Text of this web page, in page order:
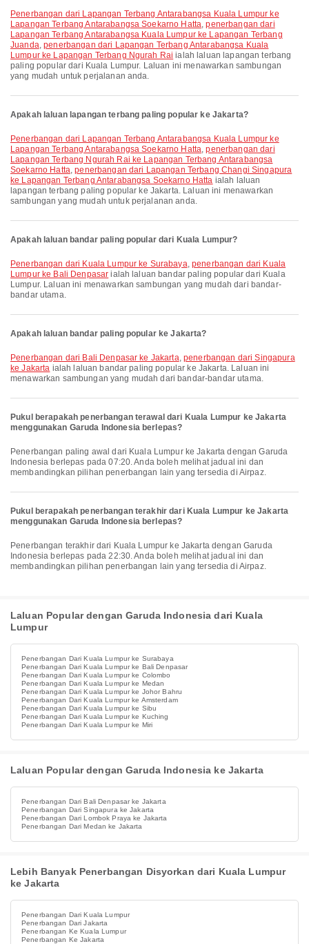
penerbangan dari Lapangan Terbang Antarabangsa Kuala Lumpur ke
Lapangan Terbang Antarabangsa Soekarno Hatta,penerbangan dari
Lapangan Terbang Antarabangsa Kuala Lumpur ke Lapangan Terbang
Juanda,penerbangan dari Lapangan Terbang Antarabangsa Kuala
Lumpur ke Lapangan Terbang Ngurah Rai ialah laluan lapangan terbang
paling popular dari Kuala Lumpur. Laluan ini menawarkan sambungan
yang mudah untuk perjalanan anda.
Apakah laluan lapangan terbang paling popular ke Jakarta?
penerbangan dari Lapangan Terbang Antarabangsa Kuala Lumpur ke
Lapangan Terbang Antarabangsa Soekarno Hatta,penerbangan dari
Lapangan Terbang Ngurah Rai ke Lapangan Terbang Antarabangsa
Soekarno Hatta,penerbangan dari Lapangan Terbang Changi Singapura
ke Lapangan Terbang Antarabangsa Soekarno Hatta ialah laluan
lapangan terbang paling popular ke Jakarta. Laluan ini menawarkan
sambungan yang mudah untuk perjalanan anda.
Apakah laluan bandar paling popular dari Kuala Lumpur?
penerbangan dari Kuala Lumpur ke Surabaya,penerbangan dari Kuala
Lumpur ke Bali Denpasar ialah laluan bandar paling popular dari Kuala
Lumpur. Laluan ini menawarkan sambungan yang mudah dari bandar-
bandar utama.
Apakah laluan bandar paling popular ke Jakarta?
penerbangan dari Bali Denpasar ke Jakarta,penerbangan dari Singapura
ke Jakarta ialah laluan bandar paling popular ke Jakarta. Laluan ini
menawarkan sambungan yang mudah dari bandar-bandar utama.
Pukul berapakah penerbangan terawal dari Kuala Lumpur ke Jakarta
menggunakan Garuda Indonesia berlepas?
Penerbangan paling awal dari Kuala Lumpur ke Jakarta dengan Garuda
Indonesia berlepas pada 07:20. Anda boleh melihat jadual ini dan
membandingkan pilihan penerbangan lain yang tersedia di Airpaz.
Pukul berapakah penerbangan terakhir dari Kuala Lumpur ke Jakarta
menggunakan Garuda Indonesia berlepas?
Penerbangan terakhir dari Kuala Lumpur ke Jakarta dengan Garuda
Indonesia berlepas pada 22:30. Anda boleh melihat jadual ini dan
membandingkan pilihan penerbangan lain yang tersedia di Airpaz.
Laluan Popular dengan Garuda Indonesia dari Kuala
Lumpur
Penerbangan Dari Kuala Lumpur ke Surabaya
Penerbangan Dari Kuala Lumpur ke Bali Denpasar
Penerbangan Dari Kuala Lumpur ke Colombo
Penerbangan Dari Kuala Lumpur ke Medan
Penerbangan Dari Kuala Lumpur ke Johor Bahru
Penerbangan Dari Kuala Lumpur ke Amsterdam
Penerbangan Dari Kuala Lumpur ke Sibu
Penerbangan Dari Kuala Lumpur ke Kuching
Penerbangan Dari Kuala Lumpur ke Miri
Laluan Popular dengan Garuda Indonesia ke Jakarta
Penerbangan Dari Bali Denpasar ke Jakarta
Penerbangan Dari Singapura ke Jakarta
Penerbangan Dari Lombok Praya ke Jakarta
Penerbangan Dari Medan ke Jakarta
Lebih Banyak Penerbangan Disyorkan dari Kuala Lumpur
ke Jakarta
Penerbangan Dari Kuala Lumpur
Penerbangan Dari Jakarta
Penerbangan Ke Kuala Lumpur
Penerbangan Ke Jakarta